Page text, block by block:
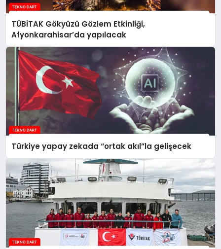
TÜBİTAK Gökyüzü Gözlem Etkinliği,
Afyonkarahisar’da yapılacak
Türkiye yapay zekada “ortak akıl”la gelişecek